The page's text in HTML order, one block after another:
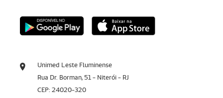
Unimed Leste Fluminense
Rua Dr. Borman, 51 - Niterói - RJ
CEP: 24020-320